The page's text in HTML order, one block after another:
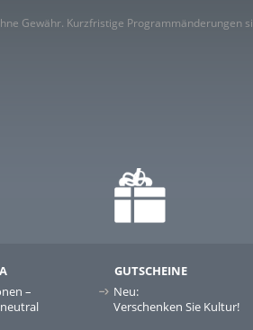
Gewähr. Kurzfristige Programmänderungen
–
GUTSCHEINE
Neu:
Verschenken Sie Kultur!